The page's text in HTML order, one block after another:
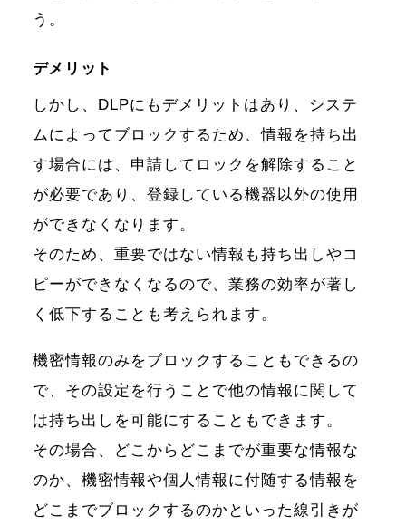
う。
デメリット
しかし、DLPにもデメリットはあり、システ
ムによってブロックするため、情報を持ち出
す場合には、申請してロックを解除すること
が必要であり、登録している機器以外の使用
ができなくなります。
そのため、重要ではない情報も持ち出しやコ
ピーができなくなるので、業務の効率が著し
く低下することも考えられます。
機密情報のみをブロックすることもできるの
で、その設定を行うことで他の情報に関して
は持ち出しを可能にすることもできます。
その場合、どこからどこまでが重要な情報な
のか、機密情報や個人情報に付随する情報を
どこまでブロックするのかといった線引きが